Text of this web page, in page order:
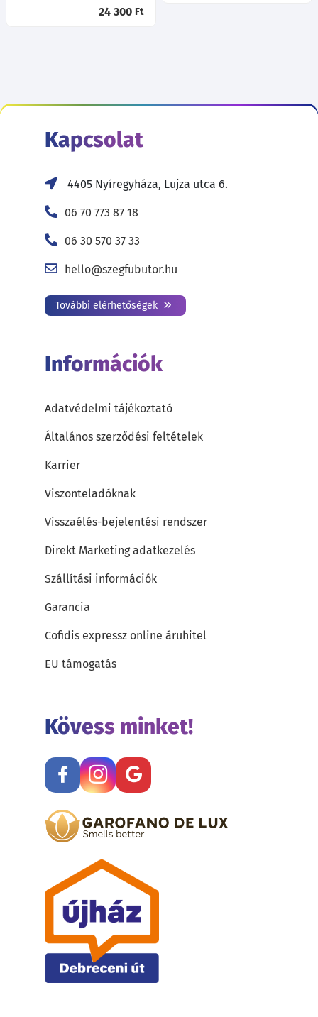
24 300 Ft
Kapcsolat
4405 Nyíregyháza, Lujza utca 6.
06 70 773 87 18
06 30 570 37 33
hello@szegfubutor.hu
További elérhetőségek
Információk
Adatvédelmi tájékoztató
Általános szerződési feltételek
Karrier
Viszonteladóknak
Visszaélés-bejelentési rendszer
Direkt Marketing adatkezelés
Szállítási információk
Garancia
Cofidis expressz online áruhitel
EU támogatás
Kövess minket!